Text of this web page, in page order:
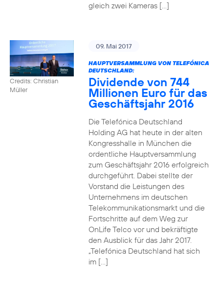
gleich zwei Kameras […]
Credits: Christian
Müller
09. Mai 2017
HAUPTVERSAMMLUNG VON TELEFÓNICA
DEUTSCHLAND:
Dividende von 744
Millionen Euro für das
Geschäftsjahr 2016
Die Telefónica Deutschland
Holding AG hat heute in der alten
Kongresshalle in München die
ordentliche Hauptversammlung
zum Geschäftsjahr 2016 erfolgreich
durchgeführt. Dabei stellte der
Vorstand die Leistungen des
Unternehmens im deutschen
Telekommunikationsmarkt und die
Fortschritte auf dem Weg zur
OnLife Telco vor und bekräftigte
den Ausblick für das Jahr 2017.
„Telefónica Deutschland hat sich
im […]